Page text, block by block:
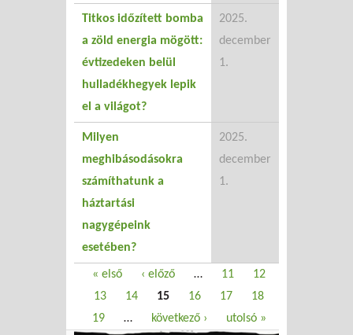
Titkos időzített bomba
a zöld energia mögött:
évtizedeken belül
hulladékhegyek lepik
el a világot?
2025.
december
1.
Milyen
meghibásodásokra
számíthatunk a
háztartási
nagygépeink
esetében?
2025.
december
1.
Oldalak
« első ‹ előző … 11
12
13
14 15 16 17
18
19
… következő › utolsó »